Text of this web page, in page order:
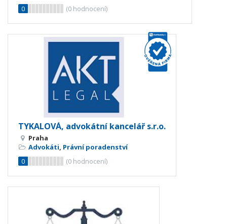
0
(0 hodnocení)
TYKALOVÁ, advokátní kancelář s.r.o.
Praha
Advokáti, Právní poradenství
0
(0 hodnocení)